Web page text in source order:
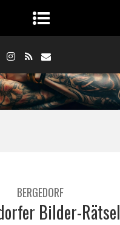
BERGEDORF
Bilder-Rätsel